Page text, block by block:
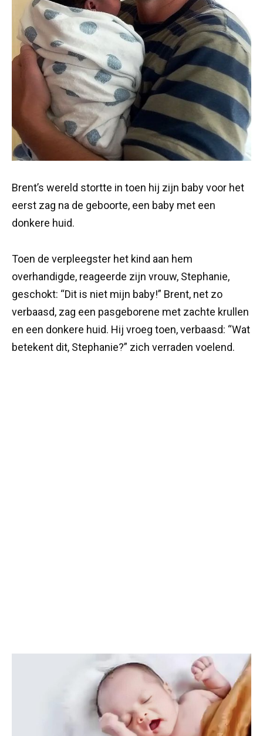
Brent’s wereld stortte in toen hij zijn baby voor het
eerst zag na de geboorte, een baby met een
donkere huid.
Toen de verpleegster het kind aan hem
overhandigde, reageerde zijn vrouw, Stephanie,
geschokt: “Dit is niet mijn baby!” Brent, net zo
verbaasd, zag een pasgeborene met zachte krullen
en een donkere huid. Hij vroeg toen, verbaasd: “Wat
betekent dit, Stephanie?” zich verraden voelend.